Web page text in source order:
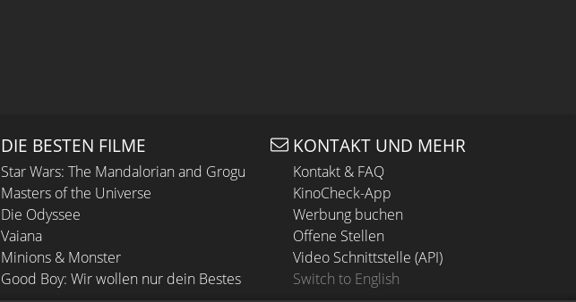
DIE BESTEN FILME
Star Wars: The Mandalorian and Grogu
Masters of the Universe
Die Odyssee
Vaiana
Minions & Monster
Good Boy: Wir wollen nur dein Bestes
KONTAKT UND MEHR
Kontakt & FAQ
KinoCheck-App
Werbung buchen
Offene Stellen
Video Schnittstelle (API)
Switch to English